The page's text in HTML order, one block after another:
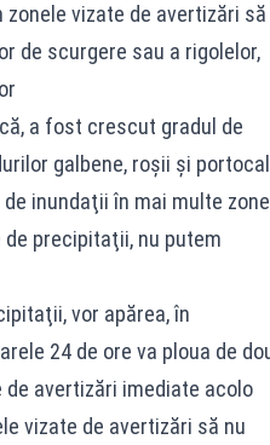
vizate de avertizări să
de scurgere sau a rigolelor,
a fost crescut gradul de
galbene, roşii şi
inundaţii în mai multe
precipitaţii, nu putem
vor apărea, în
24 de ore va ploua de
de avertizări imediate acolo
vizate de avertizări să nu